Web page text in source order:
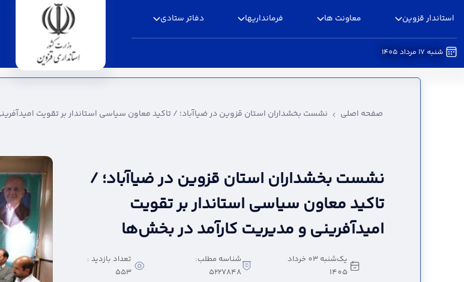
استاندار قزوین معاونت ها فرمانداریها دفاتر ستادی
شنبه 17 مرداد 1405
نشست بخشداران استان قزوین در ضیاآباد؛ / تاکید معاون سیاسی استاندار بر
صفحه اصلی نشست بخشداران استان قزوین در ضیاآباد؛ / تاکید معاون سیاسی استاندار بر تقویت
نشست بخشداران استان قزوین در ضیاآباد؛ /
تاکید معاون سیاسی استاندار بر تقویت
امیدآفرینی و مدیریت کارآمد در بخش‌ها
یک‌شنبه 03 خرداد
1405
شناسه مطلب:
5227848
تعداد بازدید :
553